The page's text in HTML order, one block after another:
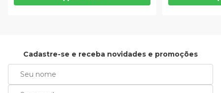
Cadastre-se e receba novidades e promoções